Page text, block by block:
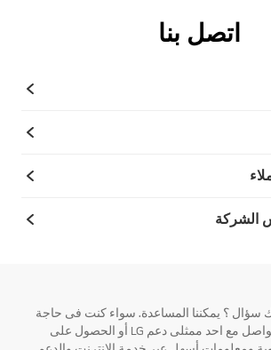
اتصل بنا
الشركة
سؤال ؟ يمكننا المساعدة. سواء كنت فى حاجة
الى حجز منتجك او التواصل مع احد ممثلى دعم LG أو الحصول على